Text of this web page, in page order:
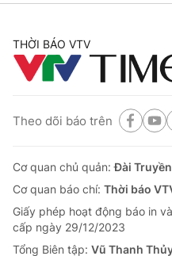
ngờ xuất hiện, sánh
VTV.vn - Đình Tú là nhân
dường như đã chiếm
lo lắng.